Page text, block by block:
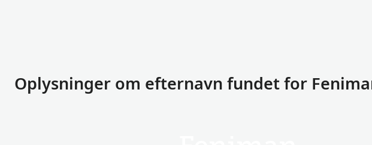
Oplysninger om efternavn fundet for